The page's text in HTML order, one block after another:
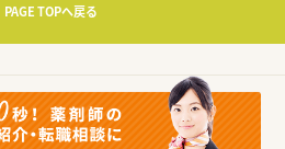
PAGE TOPへ戻る